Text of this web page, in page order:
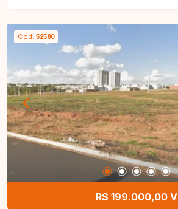
Cód. 52580
R$ 199.000,00 V